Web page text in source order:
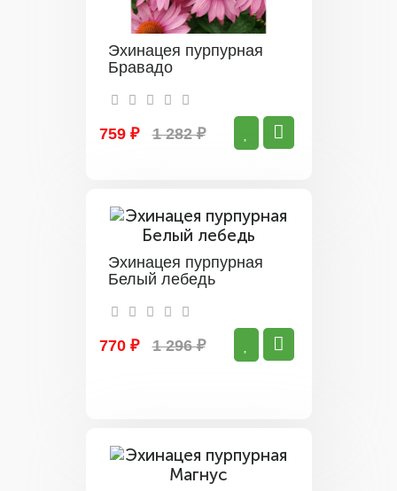
Эхинацея пурпурная
Бравадо
759 ₽ 1 282 ₽
Эхинацея пурпурная
Белый лебедь
770 ₽ 1 296 ₽